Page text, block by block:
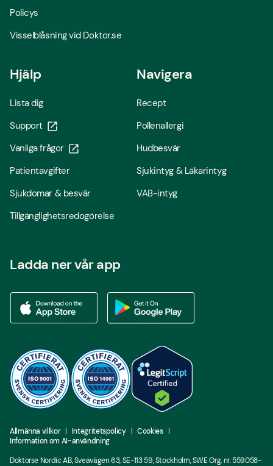
Policys
Visselblåsning vid Doktor.se
Hjälp
Lista dig
Support
Vanliga frågor
Patientavgifter
Sjukdomar & besvär
Tillgänglighetsredogörelse
Navigera
Recept
Pollenallergi
Hudbesvär
Sjukintyg & Läkarintyg
VAB-intyg
Ladda ner vår app
Allmänna villkor Integritetspolicy
Cookies
Information om AI-användning
Doktorse Nordic AB, Sveavägen 63, SE-113 59, Stockholm, SWE Org. nr. 559058-